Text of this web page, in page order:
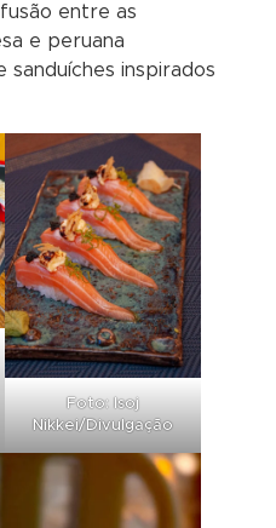
entre as
e peruana
sanduíches inspirados
Foto: Isoj
Nikkei/Divulgação